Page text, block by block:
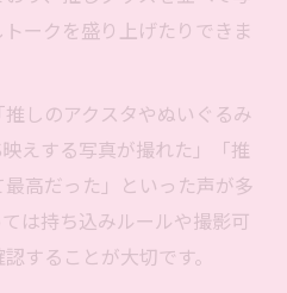
に最適なシーシャ利用術
待機に選ばれるシーシャ
袋のシーシャスポット
ークを盛り上げたりできま
しのアクスタやぬいぐるみ
えする写真が撮れた」「推
高だった」といった声が多
は持ち込みルールや撮影可
することが大切です。